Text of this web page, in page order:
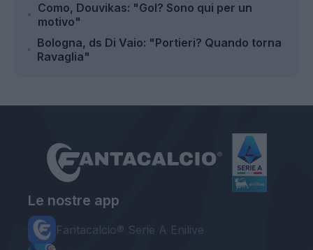
Como, Douvikas: "Gol? Sono qui per un
motivo"
Bologna, ds Di Vaio: "Portieri? Quando torna
Ravaglia"
Le nostre app
Fantacalcio® Serie A Enilive